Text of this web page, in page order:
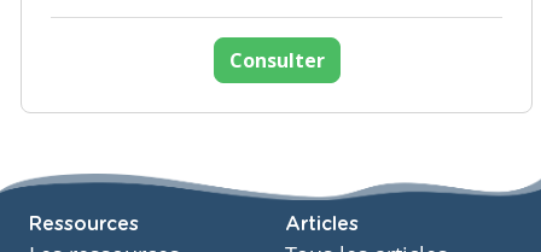
Consulter
Ressources Articles